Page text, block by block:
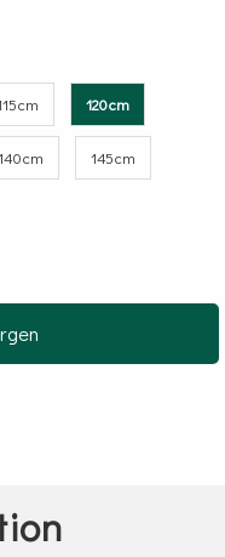
120cm
145cm